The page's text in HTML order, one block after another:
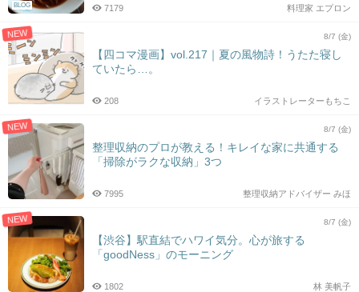
BLOG 料理家 エプロン
7179
NEW 8/7 (金)
【四コマ漫画】vol.217｜夏の風物詩！うたた寝し
ていたら…。
イラストレーターもちこ
208
NEW 8/7 (金)
整理収納のプロが教える！キレイな家に共通する
「掃除がラクな収納」3つ
整理収納アドバイザー みほ
7995
NEW 8/7 (金)
【渋谷】駅直結でハワイ気分。心が旅する
「goodNess」のモーニング
林 美帆子
1802